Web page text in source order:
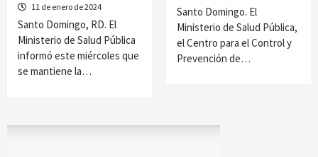
11 de enero de 2024
Santo Domingo, RD. El
Ministerio de Salud Pública
informó este miércoles que
se mantiene la…
Santo Domingo. El
Ministerio de Salud Pública,
el Centro para el Control y
Prevención de…